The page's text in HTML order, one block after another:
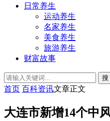
日常养生
运动养生
名家养生
美食养生
旅游养生
财富故事
搜
首页 百科资讯文章正文
大连市新增14个中